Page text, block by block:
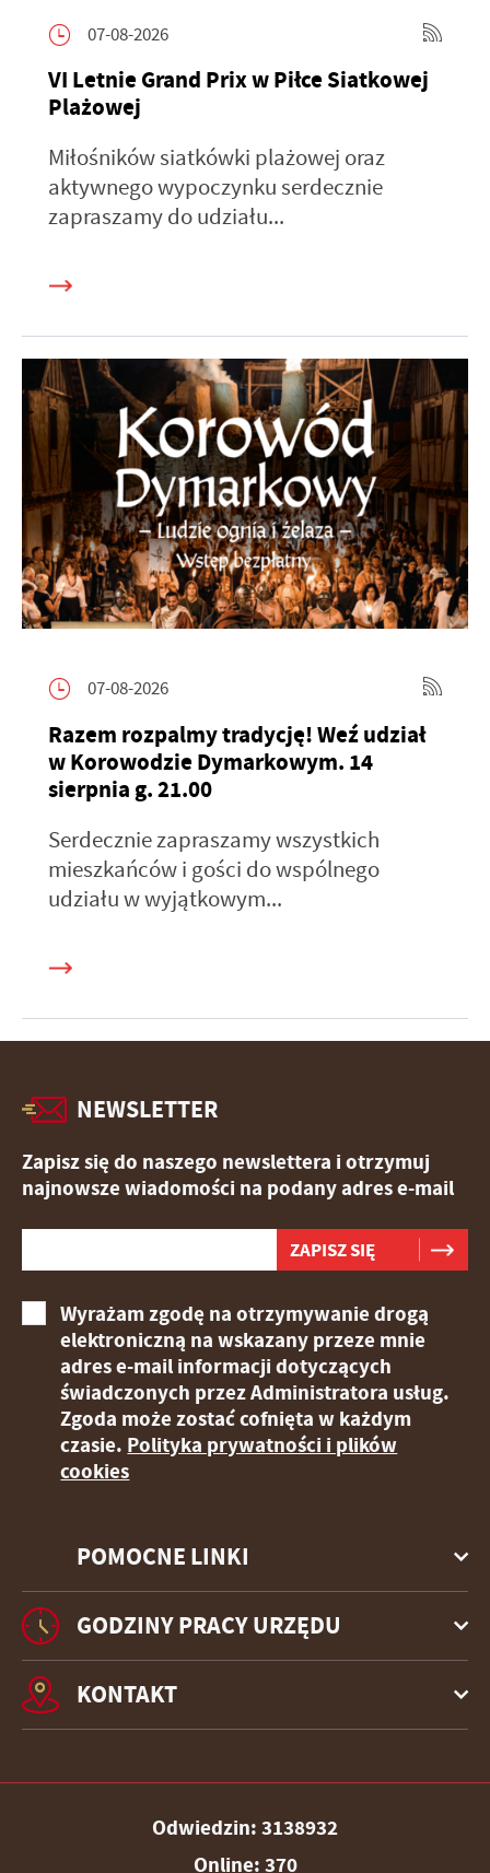
07-08-2026
VI Letnie Grand Prix w Piłce Siatkowej
Plażowej
Miłośników siatkówki plażowej oraz
aktywnego wypoczynku serdecznie
zapraszamy do udziału...
07-08-2026
Razem rozpalmy tradycję! Weź udział
w Korowodzie Dymarkowym. 14
sierpnia g. 21.00
Serdecznie zapraszamy wszystkich
mieszkańców i gości do wspólnego
udziału w wyjątkowym...
POMOCNE LINKI
NEWSLETTER
Zapisz się do naszego newslettera i otrzymuj
najnowsze wiadomości na podany adres e-mail
Wyrażam zgodę na otrzymywanie drogą
elektroniczną na wskazany przeze mnie
adres e-mail informacji dotyczących
świadczonych przez Administratora usług.
Zgoda może zostać cofnięta w każdym
czasie. Polityka prywatności i plików
cookies
GODZINY PRACY URZĘDU
KONTAKT
Odwiedzin: 3138932
Online: 370